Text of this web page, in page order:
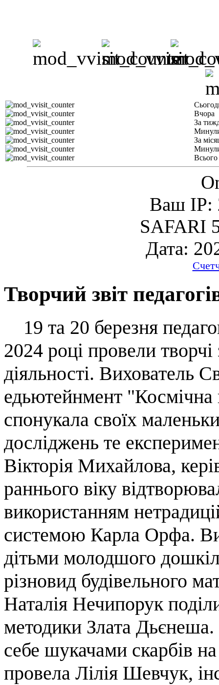
Вчора
За
За
Всього
Ваш IP:
SAFARI
Дата:
Творчий звіт
19 та 20 березня
2024 році провели творчі
діяльності. Вихователь
едьютейнмент
спонукала своїх
досліджень те
Вікторія Михайлова,
раннього віку
використанням
системою Карла Орфа.
дітьми молодшого
різновид будівельного
Наталія Нечипорук
методики Злата
себе шукачами скарбів на
провела Лілія Шевчук,